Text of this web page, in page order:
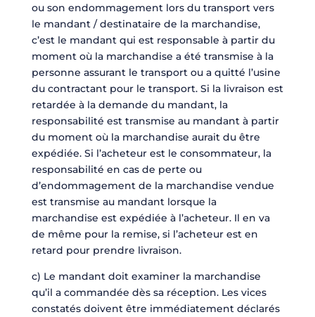
ou son endommagement lors du transport vers
le mandant / destinataire de la marchandise,
c’est le mandant qui est responsable à partir du
moment où la marchandise a été transmise à la
personne assurant le transport ou a quitté l’usine
du contractant pour le transport. Si la livraison est
retardée à la demande du mandant, la
responsabilité est transmise au mandant à partir
du moment où la marchandise aurait du être
expédiée. Si l’acheteur est le consommateur, la
responsabilité en cas de perte ou
d’endommagement de la marchandise vendue
est transmise au mandant lorsque la
marchandise est expédiée à l’acheteur. Il en va
de même pour la remise, si l’acheteur est en
retard pour prendre livraison.
c) Le mandant doit examiner la marchandise
qu’il a commandée dès sa réception. Les vices
constatés doivent être immédiatement déclarés